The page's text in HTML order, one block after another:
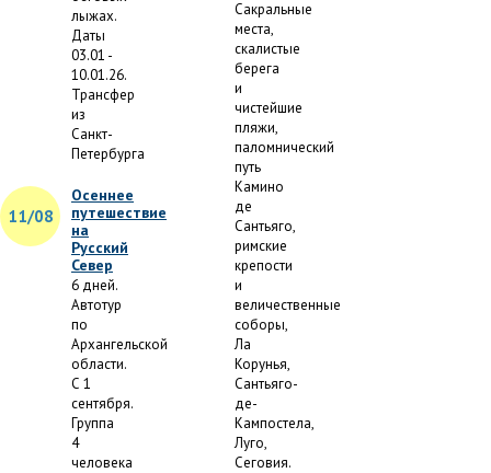
лыжах.
Даты
03.01 -
10.01.26.
Трансфер
из
Санкт-
Петербурга
11/08
Осеннее
путешествие
на
Русский
Север
6 дней.
Автотур
по
Архангельской
области.
С 1
сентября.
Группа
4
человека
Сакральные
места,
скалистые
берега
и
чистейшие
пляжи,
паломнический
путь
Камино
де
Сантьяго,
римские
крепости
и
величественные
соборы,
Ла
Корунья,
Сантьяго-
де-
Кампостела,
Луго,
Сеговия.